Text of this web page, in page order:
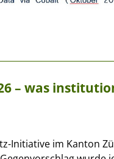
– was
Initiative im Kanton